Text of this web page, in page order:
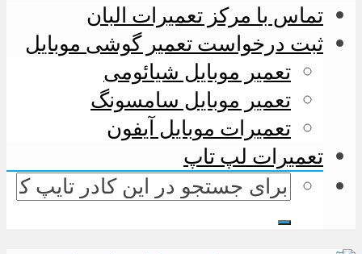
تماس با مرکز تعمیرات البان
ثبت درخواست تعمیر گوشی موبایل
تعمیر موبایل شیائومی
تعمیر موبایل سامسونگ
تعمیرات موبایل آیفون
تعمیرات لپ تاپ